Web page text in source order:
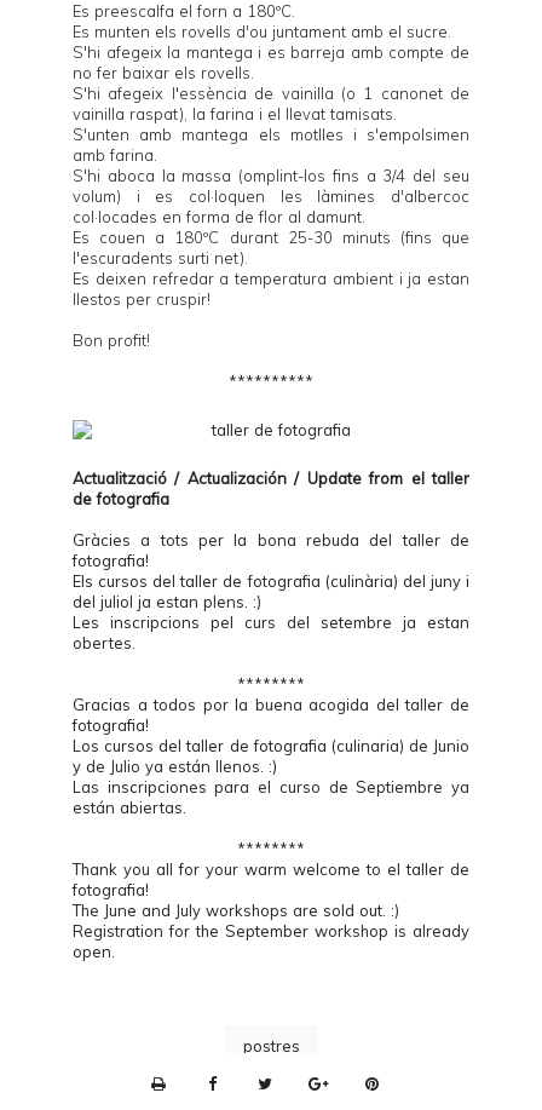
Es preescalfa el forn a 180ºC.
Es munten els rovells d'ou juntament amb el sucre.
S'hi afegeix la mantega i es barreja amb compte de
no fer baixar els rovells.
S'hi afegeix l'essència de vainilla (o 1 canonet de
vainilla raspat), la farina i el llevat tamisats.
S'unten amb mantega els motlles i s'empolsimen
amb farina.
S'hi aboca la massa (omplint-los fins a 3/4 del seu
volum) i es col·loquen les làmines d'albercoc
col·locades en forma de flor al damunt.
Es couen a 180ºC durant 25-30 minuts (fins que
l'escuradents surti net).
Es deixen refredar a temperatura ambient i ja estan
llestos per cruspir!
Bon profit!
**********
Actualització / Actualización / Update from eltaller
de fotografia
Gràcies a tots per la bona rebuda del taller de
fotografia!
Els cursos del taller de fotografia (culinària) del juny i
del juliol ja estan plens. :)
Les inscripcions pel curs del setembre ja estan
obertes.
********
Gracias a todos por la buena acogida del taller de
fotografia!
Los cursos del taller de fotografia (culinaria) de Junio
y de Julio ya están llenos. :)
Las inscripciones para el curso de Septiembre ya
están abiertas.
********
Thank you all for your warm welcome to el taller de
fotografia!
The June and July workshops are sold out. :)
Registration for the September workshop is already
open.
postres